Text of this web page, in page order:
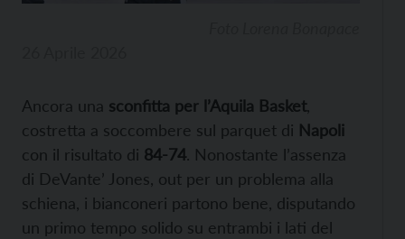
Ancora una sconfitta per l’Aquila Basket,
costretta a soccombere sul parquet di Napoli
con il risultato di 84-74. Nonostante l’assenza
di DeVante’ Jones, out per un problema alla
schiena, i bianconeri partono bene, disputando
un primo tempo solido su entrambi i lati del